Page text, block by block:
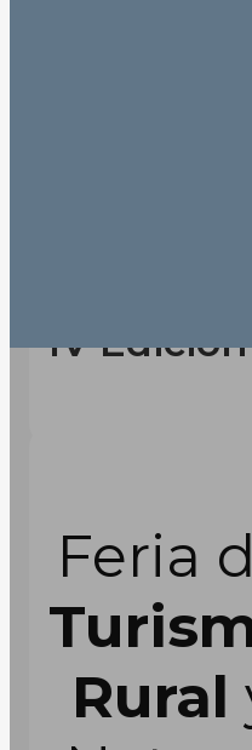
IV Edición
Feria
Rural